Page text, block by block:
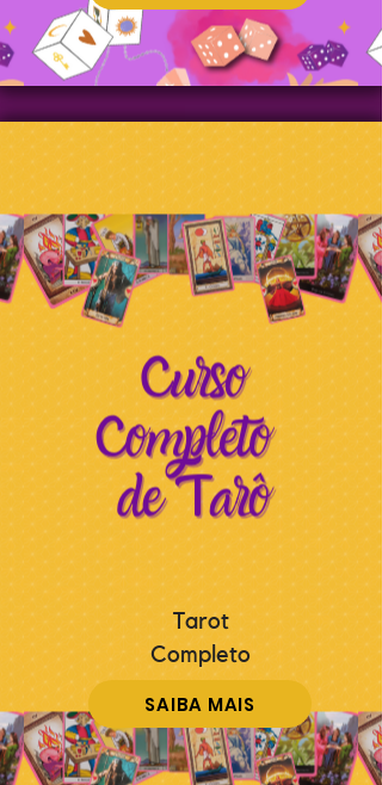
Tarot
Completo
SAIBA MAIS